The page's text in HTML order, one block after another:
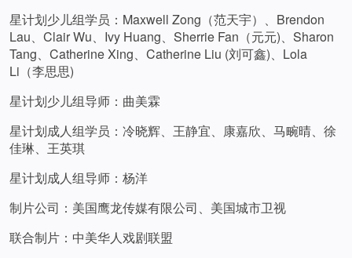
星计划少儿组学员：Maxwell Zong（范天宇）、Brendon
Lau、Clair Wu、Ivy Huang、Sherrie Fan（元元)、Sharon
Tang、Catherine Xing、Catherine Liu (刘可鑫)、Lola
Li（李思思)
星计划少儿组导师：曲美霖
星计划成人组学员：冷晓辉、王静宜、康嘉欣、马畹晴、徐
佳琳、王英琪
星计划成人组导师：杨洋
制片公司：美国鹰龙传媒有限公司、美国城市卫视
联合制片：中美华人戏剧联盟